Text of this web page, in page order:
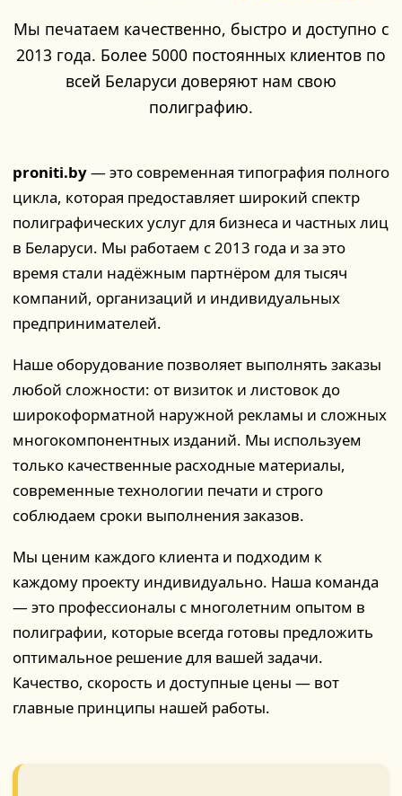
Мы печатаем качественно, быстро и доступно с
2013 года. Более 5000 постоянных клиентов по
всей Беларуси доверяют нам свою
полиграфию.
proniti.by— это современная типография полного
цикла, которая предоставляет широкий спектр
полиграфических услуг для бизнеса и частных лиц
в Беларуси. Мы работаем с 2013 года и за это
время стали надёжным партнёром для тысяч
компаний, организаций и индивидуальных
предпринимателей.
Наше оборудование позволяет выполнять заказы
любой сложности: от визиток и листовок до
широкоформатной наружной рекламы и сложных
многокомпонентных изданий. Мы используем
только качественные расходные материалы,
современные технологии печати и строго
соблюдаем сроки выполнения заказов.
Мы ценим каждого клиента и подходим к
каждому проекту индивидуально. Наша команда
— это профессионалы с многолетним опытом в
полиграфии, которые всегда готовы предложить
оптимальное решение для вашей задачи.
Качество, скорость и доступные цены — вот
главные принципы нашей работы.